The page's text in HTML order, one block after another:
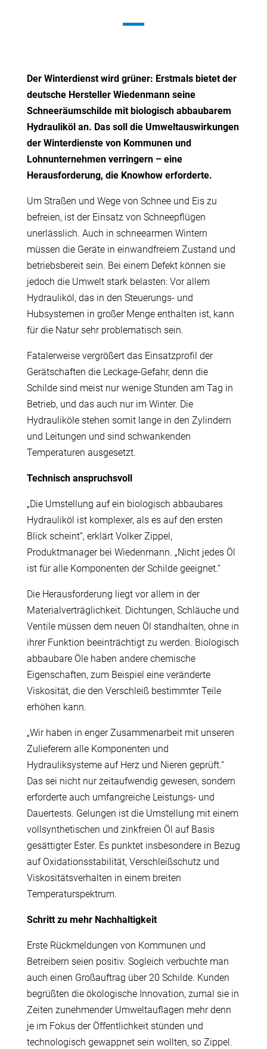
Der Winterdienst wird grüner: Erstmals bietet der
deutsche Hersteller Wiedenmann seine
Schneeräumschilde mit biologisch abbaubarem
Hydrauliköl an. Das soll die Umweltauswirkungen
der Winterdienste von Kommunen und
Lohnunternehmen verringern – eine
Herausforderung, die Knowhow erforderte.
Um Straßen und Wege von Schnee und Eis zu
befreien, ist der Einsatz von Schneepflügen
unerlässlich. Auch in schneearmen Wintern
müssen die Geräte in einwandfreiem Zustand und
betriebsbereit sein. Bei einem Defekt können sie
jedoch die Umwelt stark belasten: Vor allem
Hydrauliköl, das in den Steuerungs- und
Hubsystemen in großer Menge enthalten ist, kann
für die Natur sehr problematisch sein.
Fatalerweise vergrößert das Einsatzprofil der
Gerätschaften die Leckage-Gefahr, denn die
Schilde sind meist nur wenige Stunden am Tag in
Betrieb, und das auch nur im Winter. Die
Hydrauliköle stehen somit lange in den Zylindern
und Leitungen und sind schwankenden
Temperaturen ausgesetzt.
Technisch anspruchsvoll
„Die Umstellung auf ein biologisch abbaubares
Hydrauliköl ist komplexer, als es auf den ersten
Blick scheint“, erklärt Volker Zippel,
Produktmanager bei Wiedenmann. „Nicht jedes Öl
ist für alle Komponenten der Schilde geeignet.“
Die Herausforderung liegt vor allem in der
Materialverträglichkeit. Dichtungen, Schläuche und
Ventile müssen dem neuen Öl standhalten, ohne in
ihrer Funktion beeinträchtigt zu werden. Biologisch
abbaubare Öle haben andere chemische
Eigenschaften, zum Beispiel eine veränderte
Viskosität, die den Verschleiß bestimmter Teile
erhöhen kann.
„Wir haben in enger Zusammenarbeit mit unseren
Zulieferern alle Komponenten und
Hydrauliksysteme auf Herz und Nieren geprüft.“
Das sei nicht nur zeitaufwendig gewesen, sondern
erforderte auch umfangreiche Leistungs- und
Dauertests. Gelungen ist die Umstellung mit einem
vollsynthetischen und zinkfreien Öl auf Basis
gesättigter Ester. Es punktet insbesondere in Bezug
auf Oxidationsstabilität, Verschleißschutz und
Viskositätsverhalten in einem breiten
Temperaturspektrum.
Schritt zu mehr Nachhaltigkeit
Erste Rückmeldungen von Kommunen und
Betreibern seien positiv. Sogleich verbuchte man
auch einen Großauftrag über 20 Schilde. Kunden
begrüßten die ökologische Innovation, zumal sie in
Zeiten zunehmender Umweltauflagen mehr denn
je im Fokus der Öffentlichkeit stünden und
technologisch gewappnet sein wollten, so Zippel.